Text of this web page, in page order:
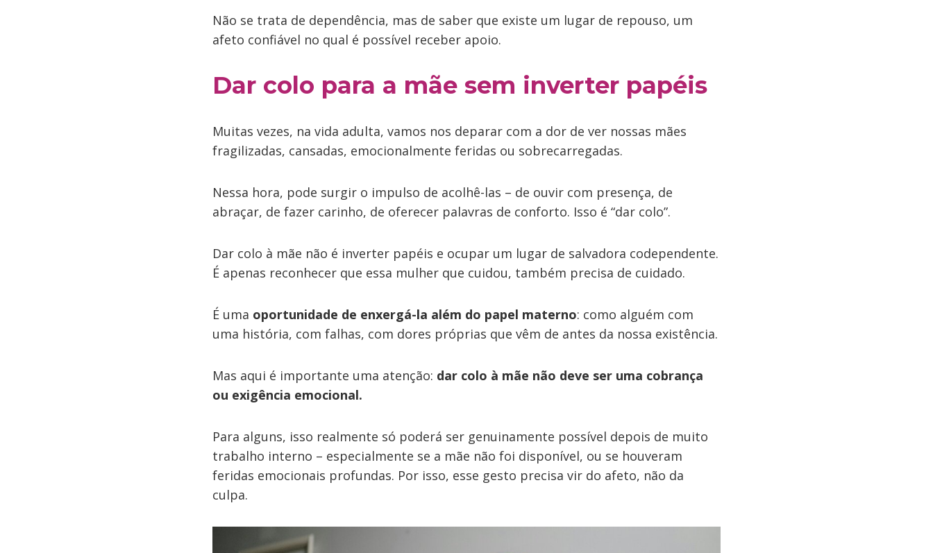
Não se trata de dependência, mas de saber que existe um lugar de repouso, um
afeto confiável no qual é possível receber apoio.
Dar colo para a mãe sem inverter papéis
Muitas vezes, na vida adulta, vamos nos deparar com a dor de ver nossas mães
fragilizadas, cansadas, emocionalmente feridas ou sobrecarregadas.
Nessa hora, pode surgir o impulso de acolhê-las – de ouvir com presença, de
abraçar, de fazer carinho, de oferecer palavras de conforto. Isso é “dar colo”.
Dar colo à mãe não é inverter papéis e ocupar um lugar de salvadora codependente.
É apenas reconhecer que essa mulher que cuidou, também precisa de cuidado.
É uma oportunidade de enxergá-la além do papel materno: como alguém com
uma história, com falhas, com dores próprias que vêm de antes da nossa existência.
Mas aqui é importante uma atenção: dar colo à mãe não deve ser uma cobrança
ou exigência emocional.
Para alguns, isso realmente só poderá ser genuinamente possível depois de muito
trabalho interno – especialmente se a mãe não foi disponível, ou se houveram
feridas emocionais profundas. Por isso, esse gesto precisa vir do afeto, não da
culpa.